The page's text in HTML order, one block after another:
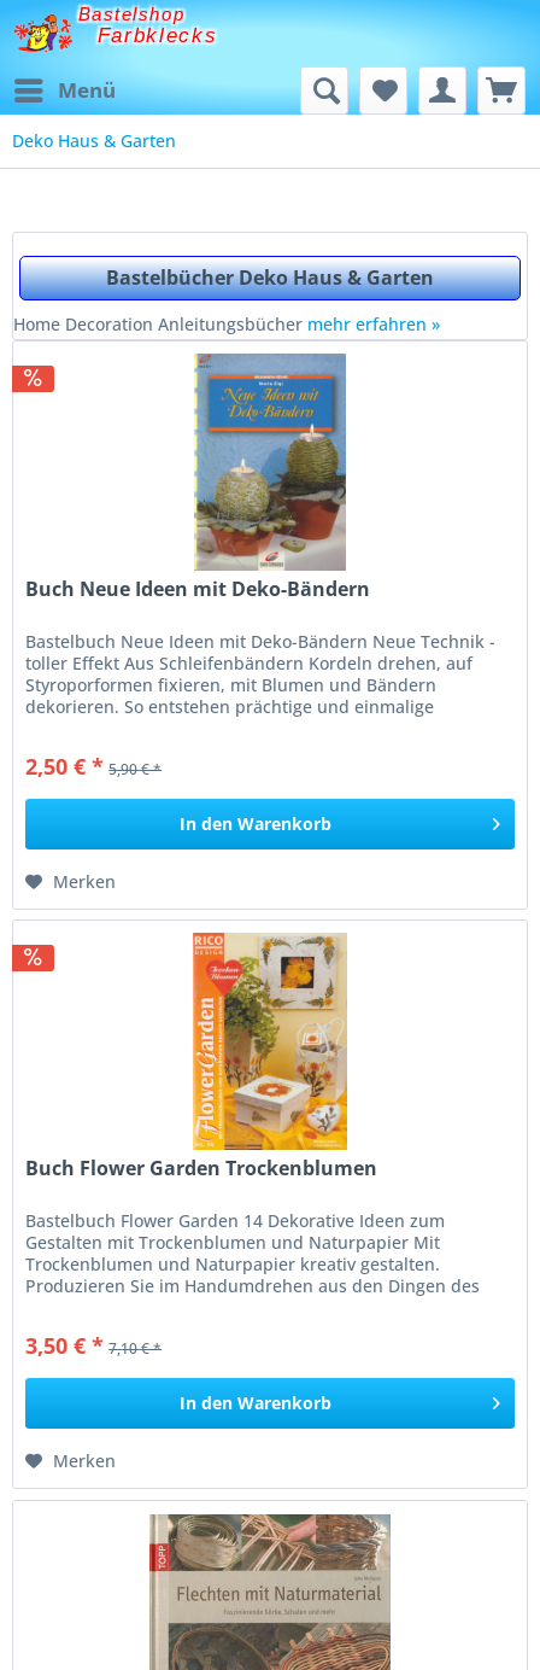
Bastelshop
Farbklecks
Menü
Deko Haus & Garten
Bastelbücher Deko Haus & Garten
Home Decoration Anleitungsbücher mehr erfahren »
Buch Neue Ideen mit Deko-Bändern
Bastelbuch Neue Ideen mit Deko-Bändern Neue Technik -
toller Effekt Aus Schleifenbändern Kordeln drehen, auf
Styroporformen fixieren, mit Blumen und Bändern
dekorieren. So entstehen prächtige und einmalige
2,50 € * 5,90 € *
In den Warenkorb
Merken
Buch Flower Garden Trockenblumen
Bastelbuch Flower Garden 14 Dekorative Ideen zum
Gestalten mit Trockenblumen und Naturpapier Mit
Trockenblumen und Naturpapier kreativ gestalten.
Produzieren Sie im Handumdrehen aus den Dingen des
3,50 € * 7,10 € *
In den Warenkorb
Merken